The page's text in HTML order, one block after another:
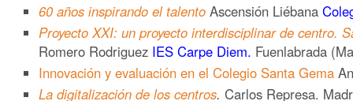
60 años inspirando el talento Ascensión Liébana
Proyecto XXI: un proyecto interdisciplinar de centro.
Romero Rodriguez IES Carpe Diem. Fuenlabrada
Innovación y evaluación en el Colegio Santa Gema
La digitalización de los centros. Carlos Represa.